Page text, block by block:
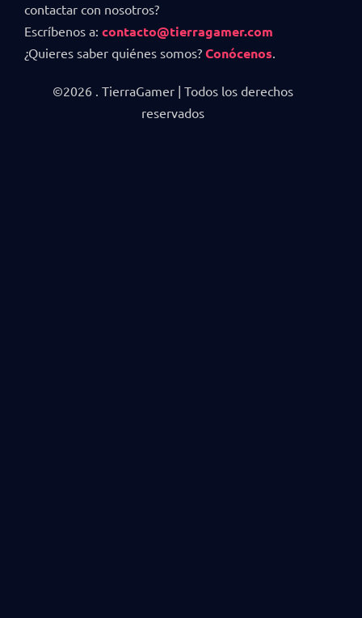
contactar con nosotros?
Escríbenos a: contacto@tierragamer.com
¿Quieres saber quiénes somos? Conócenos.
©2026 . TierraGamer | Todos los derechos
reservados